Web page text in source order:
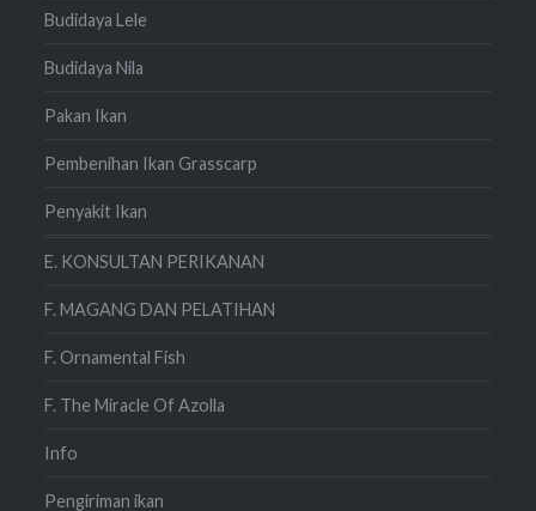
Budidaya Lele
Budidaya Nila
Pakan Ikan
Pembenihan Ikan Grasscarp
Penyakit Ikan
E. KONSULTAN PERIKANAN
F. MAGANG DAN PELATIHAN
F. Ornamental Fish
F. The Miracle Of Azolla
Info
Pengiriman ikan